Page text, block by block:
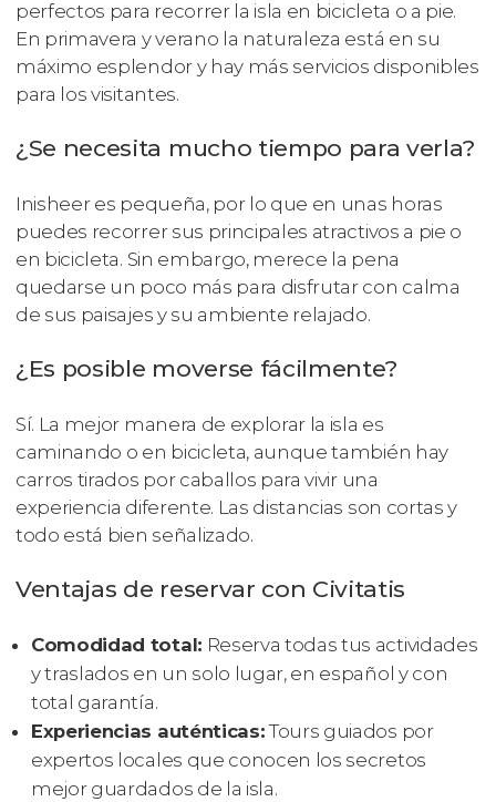
perfectos para recorrer la isla en bicicleta o a pie.
En primavera y verano la naturaleza está en su
máximo esplendor y hay más servicios disponibles
para los visitantes.
¿Se necesita mucho tiempo para verla?
Inisheer es pequeña, por lo que en unas horas
puedes recorrer sus principales atractivos a pie o
en bicicleta. Sin embargo, merece la pena
quedarse un poco más para disfrutar con calma
de sus paisajes y su ambiente relajado.
¿Es posible moverse fácilmente?
Sí. La mejor manera de explorar la isla es
caminando o en bicicleta, aunque también hay
carros tirados por caballos para vivir una
experiencia diferente. Las distancias son cortas y
todo está bien señalizado.
Ventajas de reservar con Civitatis
Comodidad total: Reserva todas tus actividades
y traslados en un solo lugar, en español y con
total garantía.
Experiencias auténticas:Tours guiados por
expertos locales que conocen los secretos
mejor guardados de la isla.